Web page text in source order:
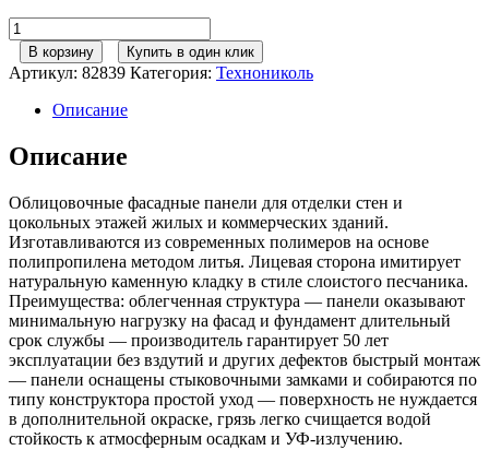
Количество
товара
ТН,
Фасадные
панели,
Песчаник
светло-
коричневый
В корзину Купить в один клик
Артикул: 82839 Категория: Технониколь
Описание
Описание
Облицовочные фасадные панели для отделки стен и
цокольных этажей жилых и коммерческих зданий.
Изготавливаются из современных полимеров на основе
полипропилена методом литья. Лицевая сторона имитирует
натуральную каменную кладку в стиле слоистого песчаника.
Преимущества: облегченная структура — панели оказывают
минимальную нагрузку на фасад и фундамент длительный
срок службы — производитель гарантирует 50 лет
эксплуатации без вздутий и других дефектов быстрый монтаж
— панели оснащены стыковочными замками и собираются по
типу конструктора простой уход — поверхность не нуждается
в дополнительной окраске, грязь легко счищается водой
стойкость к атмосферным осадкам и УФ-излучению.